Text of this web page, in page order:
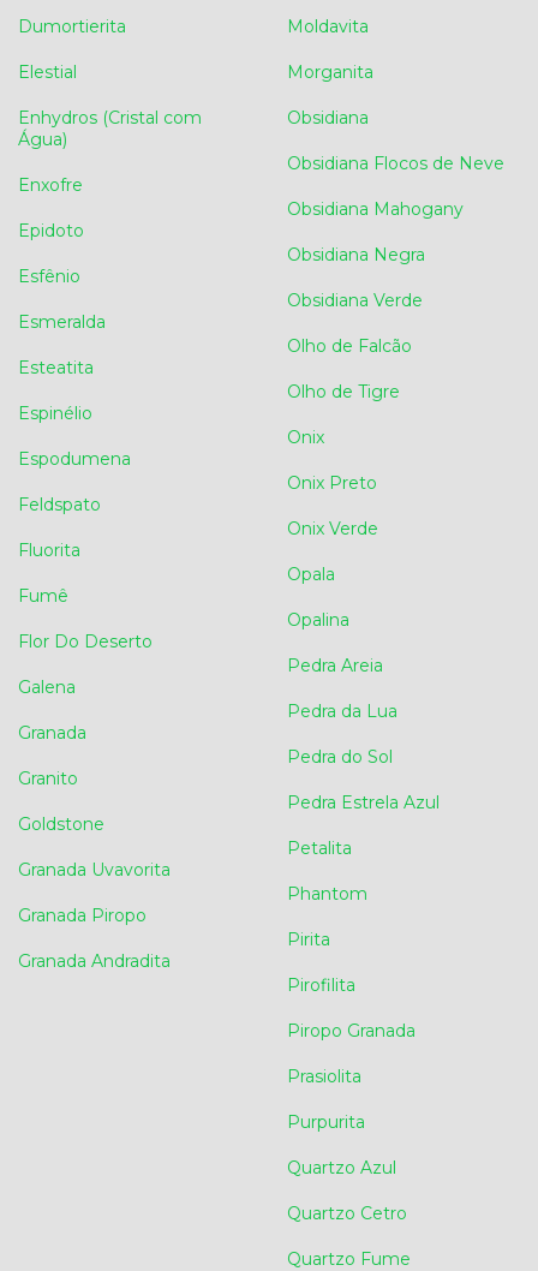
Dumortierita
Elestial
Enhydros (Cristal com
Água)
Enxofre
Epidoto
Esfênio
Esmeralda
Esteatita
Espinélio
Espodumena
Feldspato
Fluorita
Fumê
Flor Do Deserto
Galena
Granada
Granito
Goldstone
Granada Uvavorita
Granada Piropo
Granada Andradita
Moldavita
Morganita
Obsidiana
Obsidiana Flocos de Neve
Obsidiana Mahogany
Obsidiana Negra
Obsidiana Verde
Olho de Falcão
Olho de Tigre
Onix
Onix Preto
Onix Verde
Opala
Opalina
Pedra Areia
Pedra da Lua
Pedra do Sol
Pedra Estrela Azul
Petalita
Phantom
Pirita
Pirofilita
Piropo Granada
Prasiolita
Purpurita
Quartzo Azul
Quartzo Cetro
Quartzo Fume